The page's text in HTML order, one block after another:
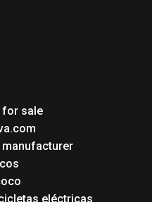
sale
eléctricas